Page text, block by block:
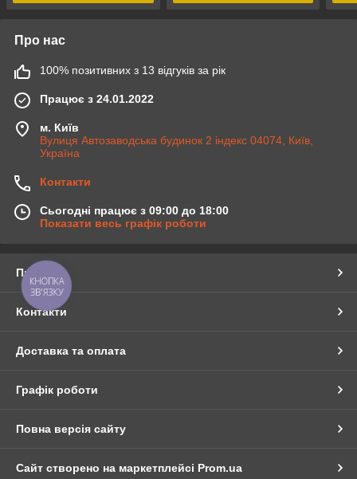
Про нас
100% позитивних з 13 відгуків за рік
Працює з 24.01.2022
м. Київ
Вулиця Автозаводська будинок 2 індекс 04074, Київ,
Україна
Контакти
Сьогодні працює з 09:00 до 18:00
Показати весь графік роботи
Про нас
Контакти
Доставка та оплата
Графік роботи
Повна версія сайту
Сайт створено на маркетплейсі Prom.ua
КНОПКА
ЗВ'ЯЗКУ